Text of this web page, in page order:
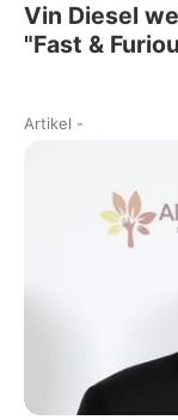
Vin Diesel
"Fast &
Artikel -